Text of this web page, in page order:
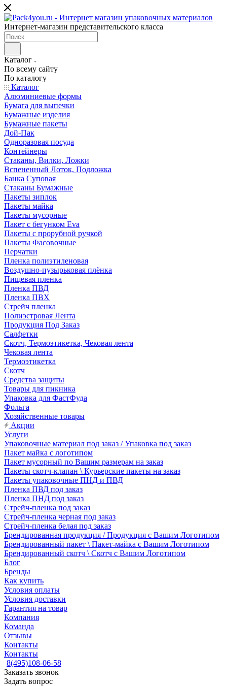
Интернет-магазин представительского класса
Каталог
По всему сайту
По каталогу
Каталог
Алюминиевые формы
Бумага для выпечки
Бумажные изделия
Бумажные пакеты
Дой-Пак
Одноразовая посуда
Контейнеры
Стаканы, Вилки, Ложки
Вспененный Лоток, Подложка
Банка Суповая
Стаканы Бумажные
Пакеты зиплок
Пакеты майка
Пакеты мусорные
Пакет с бегунком Eva
Пакеты с прорубной ручкой
Пакеты Фасовочные
Перчатки
Пленка полиэтиленовая
Воздушно-пузырьковая плёнка
Пищевая пленка
Пленка ПВД
Пленка ПВХ
Стрейч пленка
Полиэстровая Лента
Продукция Под Заказ
Салфетки
Скотч, Термоэтикетка, Чековая лента
Чековая лента
Термоэтикетка
Скотч
Средства защиты
Товары для пикника
Упаковка для ФастФуда
Фольга
Хозяйственные товары
Акции
Услуги
Упаковочные материал под заказ / Упаковка под заказ
Пакет майка с логотипом
Пакет мусорный по Вашим размерам на заказ
Пакеты скотч-клапан \ Курьерские пакеты на заказ
Пакеты упаковочные ПНД и ПВД
Пленка ПВД под заказ
Пленка ПНД под заказ
Стрейч-пленка под заказ
Стрейч-пленка черная под заказ
Стрейч-пленка белая под заказ
Брендированная продукция / Продукция с Вашим Логотипом
Брендированный пакет \ Пакет-майка с Вашим Логотипом
Брендированный скотч \ Скотч с Вашим Логотипом
Блог
Бренды
Как купить
Условия оплаты
Условия доставки
Гарантия на товар
Компания
Команда
Отзывы
Контакты
Контакты
8(495)108-06-58
Заказать звонок
Задать вопрос